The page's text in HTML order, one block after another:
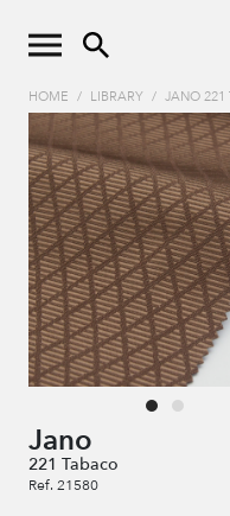
HOME / LIBRARY / JANO 221
Jano
221 Tabaco
Ref. 21580